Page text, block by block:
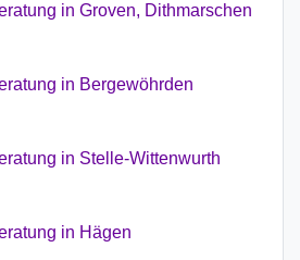
in Groven, Dithmarschen
in Bergewöhrden
in Stelle-Wittenwurth
in Hägen